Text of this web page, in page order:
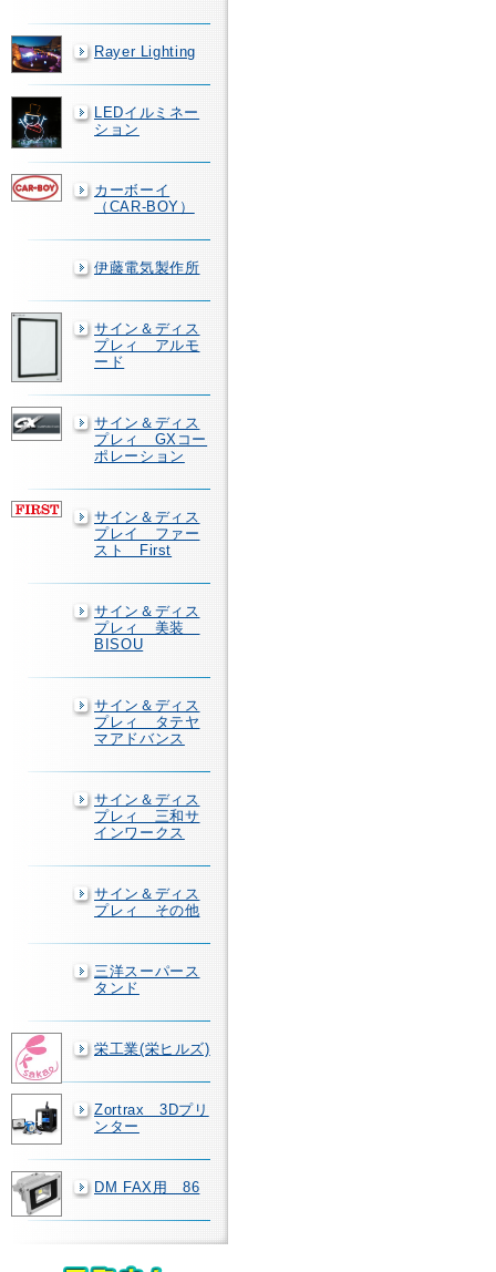
Rayer Lighting
LEDイルミネー
ション
カーボーイ
（CAR-BOY）
伊藤電気製作所
サイン＆ディス
プレィ アルモ
ード
サイン＆ディス
プレィ GXコー
ポレーション
サイン＆ディス
プレイ ファー
スト First
サイン＆ディス
プレィ 美装
BISOU
サイン＆ディス
プレィ タテヤ
マアドバンス
サイン＆ディス
プレィ 三和サ
インワークス
サイン＆ディス
プレィ その他
三洋スーパース
タンド
栄工業(栄ヒルズ)
Zortrax 3Dプリ
ンター
DM FAX用 86